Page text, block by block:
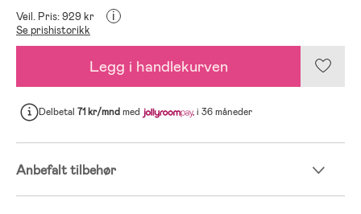
Veil. Pris: 929 kr i
Se prishistorikk
Legg i handlekurven
Delbetal 71 kr/mndmed i 36 måneder
Anbefalt tilbehør